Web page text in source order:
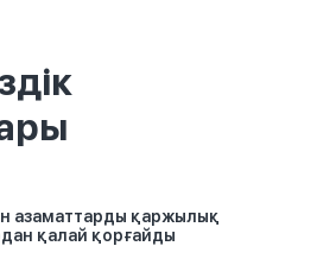
азаматтарды қаржылық
қалай қорғайды